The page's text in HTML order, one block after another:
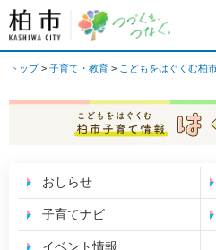
柏市 つづくを、
つなぐ。
トップ> 子育て・教育 > こどもをはぐくむ柏
こどもをはぐくむ 柏市
柏
おしらせ
子育てナビ
イベント情報